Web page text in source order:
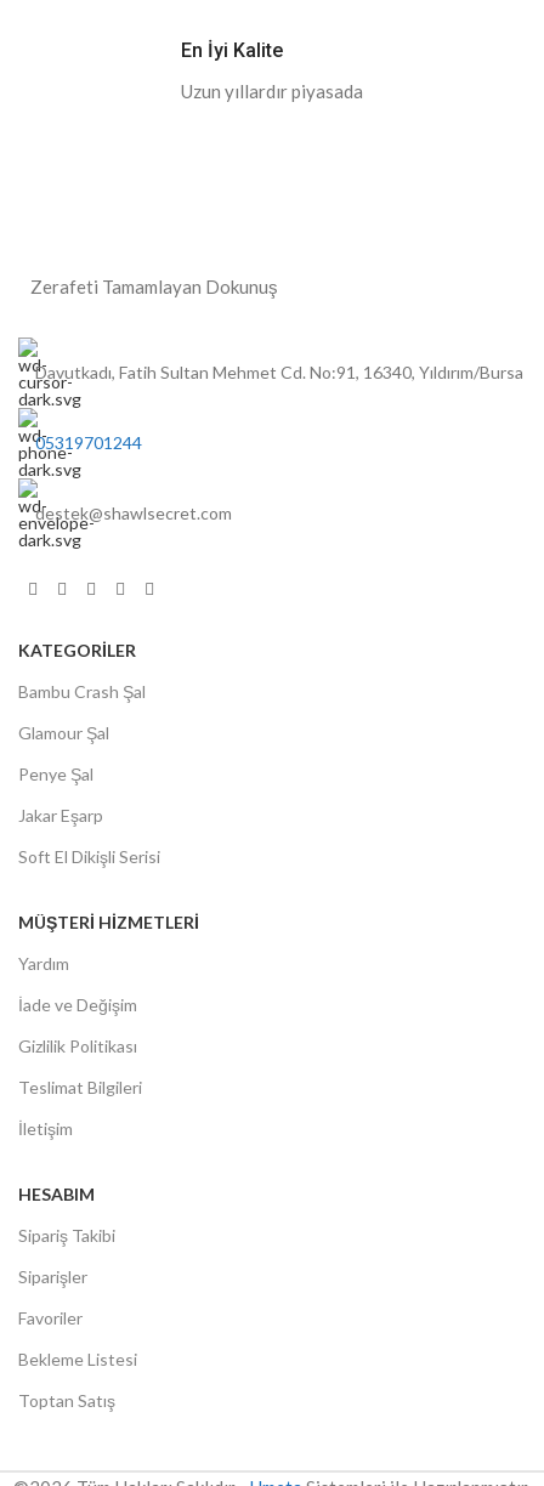
En İyi Kalite
Uzun yıllardır piyasada
Zerafeti Tamamlayan Dokunuş
Davutkadı, Fatih Sultan Mehmet Cd. No:91, 16340, Yıldırım/Bursa
05319701244
destek@shawlsecret.com
KATEGORİLER
Bambu Crash Şal
Glamour Şal
Penye Şal
Jakar Eşarp
Soft El Dikişli Serisi
MÜŞTERİ HİZMETLERİ
Yardım
İade ve Değişim
Gizlilik Politikası
Teslimat Bilgileri
İletişim
HESABIM
Sipariş Takibi
Siparişler
Favoriler
Bekleme Listesi
Toptan Satış